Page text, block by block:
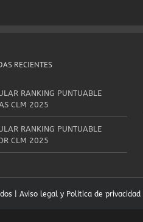
RECIENTES
RANKING PUNTUABLE
CLM 2025
RANKING PUNTUABLE
CLM 2025
| Aviso legal y Politica de privacidad